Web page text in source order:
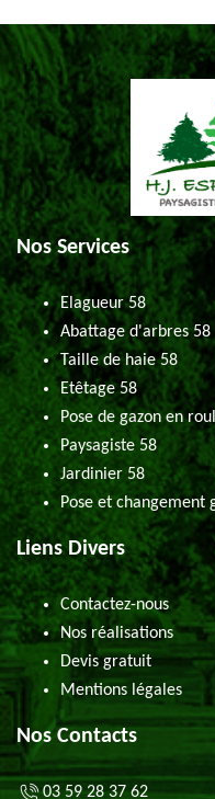
Nos Services
Elagueur 58
Abattage d'arbres 58
Taille de haie 58
Etêtage 58
Pose de gazon en
Paysagiste 58
Jardinier 58
Pose et
Liens Divers
Contactez-nous
Nos réalisations
Devis gratuit
Mentions légales
Nos Contacts
03 59 28 37 62